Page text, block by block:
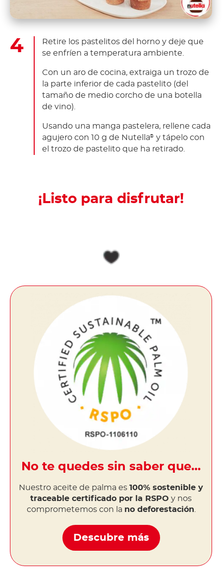
Retire los pastelitos del horno y deje que
se enfríen a temperatura ambiente.
Con un aro de cocina, extraiga un trozo de
la parte inferior de cada pastelito (del
tamaño de medio corcho de una botella
de vino).
Usando una manga pastelera, rellene cada
agujero con 10 g de Nutella® y tápelo con
el trozo de pastelito que ha retirado.
¡Listo para disfrutar!
No te quedes sin saber que…
Nuestro aceite de palma es 100% sostenible y
traceable certificado por la RSPO y nos
comprometemos con la no deforestación
Descubre más